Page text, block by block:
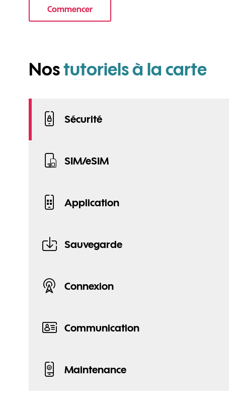
Commencerle tuto pour Utiliser le wifi sur votre mobile
Nostutoriels à la carte
Sécurité
SIM/eSIM
Application
Sauvegarde
Connexion
Communication
Maintenance